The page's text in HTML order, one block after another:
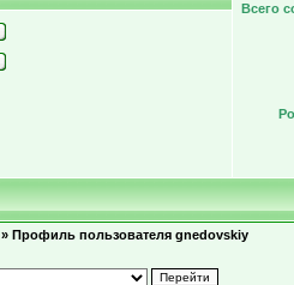
Всего
» Профиль пользователя gnedovskiy